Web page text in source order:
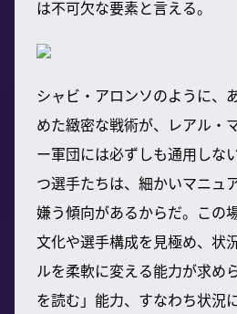
は不可欠な要素と言える。
シャビ・アロンソのように、
めた緻密な戦術が、レアル・
ー軍団には必ずしも通用しな
つ選手たちは、細かいマニュ
嫌う傾向があるからだ。この
文化や選手構成を見極め、状
ルを柔軟に変える能力が求め
を読む」能力、すなわち状況